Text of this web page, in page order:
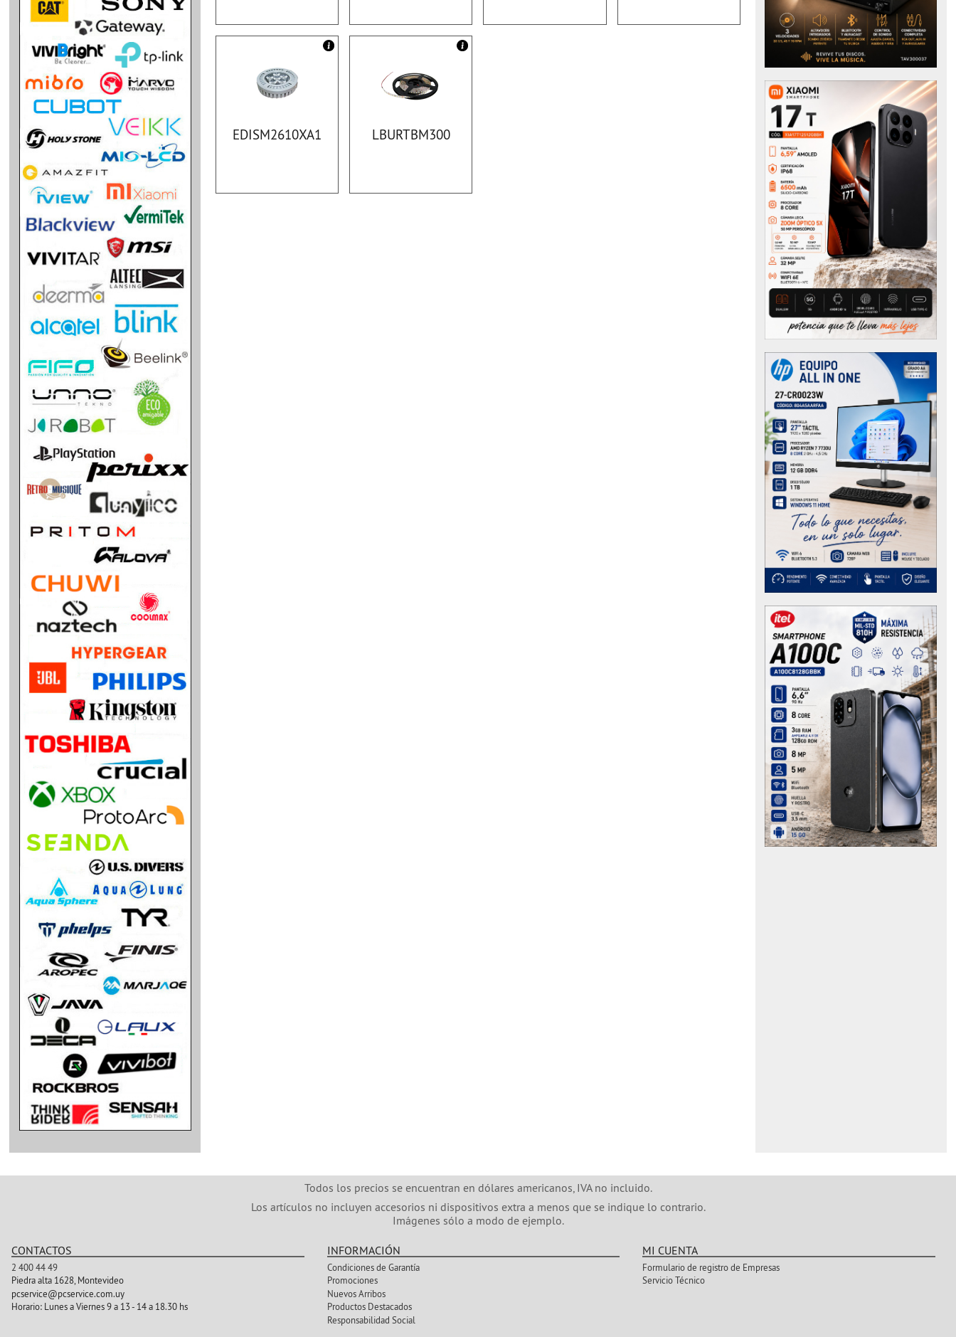
EDISM2610XA1 LBURTBM300
Todos los precios se encuentran en dólares americanos, IVA no incluido.
Los artículos no incluyen accesorios ni dispositivos extra a menos que se indique lo contrario.
Imágenes sólo a modo de ejemplo.
CONTACTOS
2 400 44 49
Piedra alta 1628, Montevideo
pcservice@pcservice.com.uy
Horario: Lunes a Viernes 9 a 13 - 14 a 18.30 hs
INFORMACIÓN
Condiciones de Garantía
Promociones
Nuevos Arribos
Productos Destacados
Responsabilidad Social
MI CUENTA
Formulario de registro de Empresas
Servicio Técnico